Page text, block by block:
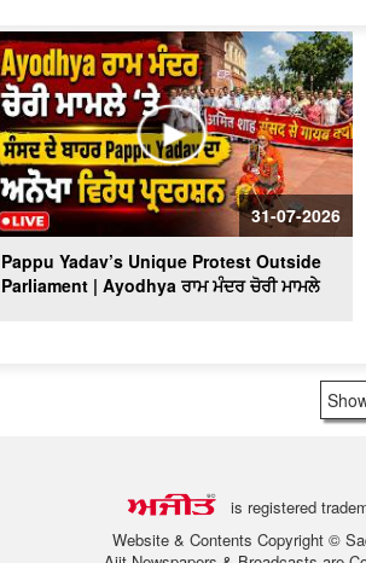
31-07-2026
Pappu Yadav’s Unique Protest Outside
Parliament | Ayodhya ਰਾਮ ਮੰਦਰ ਚੋਰੀ ਮਾਮਲੇ
is registered
Website & Contents Copyright ©